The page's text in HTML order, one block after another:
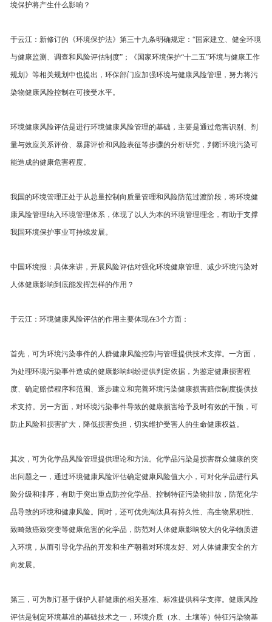
境保护将产生什么影响？
于云江：新修订的《环境保护法》第三十九条明确规定：“国家建立、健全环境
与健康监测、调查和风险评估制度”；《国家环境保护“十二五”环境与健康工作
规划》等相关规划中也提出，环保部门应加强环境与健康风险管理，努力将污
染物健康风险控制在可接受水平。
环境健康风险评估是进行环境健康风险管理的基础，主要是通过危害识别、剂
量与效应关系评价、暴露评价和风险表征等步骤的分析研究，判断环境污染可
能造成的健康危害程度。
我国的环境管理正处于从总量控制向质量管理和风险防范过渡阶段，将环境健
康风险管理纳入环境管理体系，体现了以人为本的环境管理理念，有助于支撑
我国环境保护事业可持续发展。
中国环境报：具体来讲，开展风险评估对强化环境健康管理、减少环境污染对
人体健康影响到底能发挥怎样的作用？
于云江：环境健康风险评估的作用主要体现在3个方面：
首先，可为环境污染事件的人群健康风险控制与管理提供技术支撑。一方面，
为处理环境污染事件造成的健康影响纠纷提供判定依据，为鉴定健康损害程
度、确定赔偿程序和范围、逐步建立和完善环境污染健康损害赔偿制度提供技
术支持。另一方面，对环境污染事件导致的健康损害给予及时有效的干预，可
防止风险和损害扩大，降低损害负担，切实维护受害人的生命健康权益。
其次，可为化学品风险管理提供理论和方法。化学品污染是损害群众健康的突
出问题之一，通过环境健康风险评估确定健康风险值大小，可对化学品进行风
险分级和排序，有助于突出重点防控化学品、控制特征污染物排放，防范化学
品导致的环境和健康风险。同时，还可优先淘汰具有持久性、高生物累积性、
致畸致癌致突变等健康危害的化学品，防范对人体健康影响较大的化学物质进
入环境，从而引导化学品的开发和生产朝着对环境友好、对人体健康安全的方
向发展。
第三，可为制订基于保护人群健康的相关基准、标准提供科学支撑。健康风险
评估是制定环境基准的基础技术之一，环境介质（水、土壤等）特征污染物基